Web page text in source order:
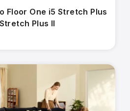
Floor One i5 Stretch Plus
Plus II